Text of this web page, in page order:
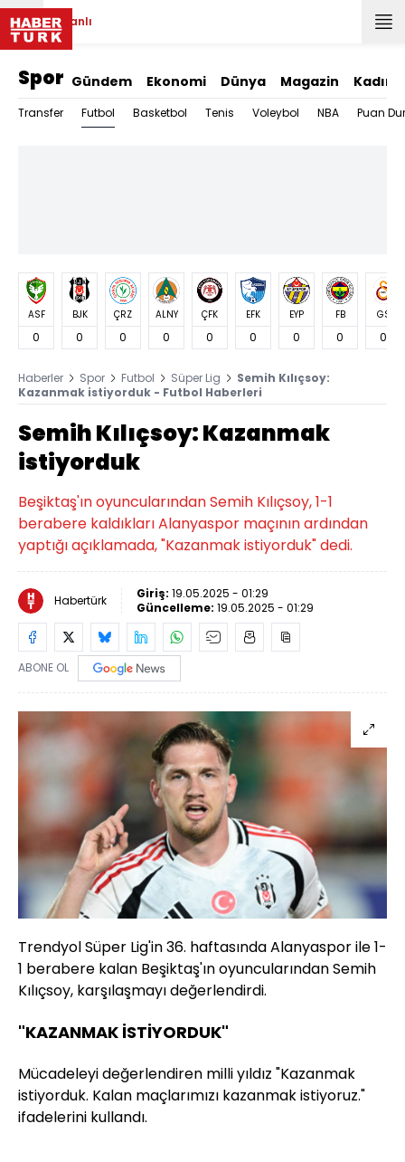
Canlı
Spor Gündem Ekonomi Dünya Magazin Kadın
Transfer Futbol Basketbol Tenis Voleybol NBA Puan
ASF
0
BJK
0
ÇRZ
0
ALNY
0
ÇFK
0
EFK
0
EYP
0
FB
0
GS
0
Haberler Spor Futbol Süper Lig
Semih Kılıçsoy:
Kazanmak istiyorduk - Futbol Haberleri
Semih Kılıçsoy: Kazanmak
istiyorduk
Beşiktaş'ın oyuncularından Semih Kılıçsoy, 1-1
berabere kaldıkları Alanyaspor maçının ardından
yaptığı açıklamada, "Kazanmak istiyorduk" dedi.
Habertürk Giriş: 19.05.2025 - 01:29
Güncelleme: 19.05.2025 - 01:29
ABONE OL
Trendyol Süper Lig'in 36. haftasında Alanyaspor ile 1-
1 berabere kalan Beşiktaş'ın oyuncularından Semih
Kılıçsoy, karşılaşmayı değerlendirdi.
"KAZANMAK İSTİYORDUK"
Mücadeleyi değerlendiren milli yıldız "Kazanmak
istiyorduk. Kalan maçlarımızı kazanmak istiyoruz."
ifadelerini kullandı.